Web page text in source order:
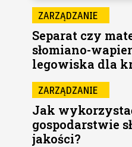
ZARZĄDZANIE
Separat czy
słomiano-
legowiska dla
ZARZĄDZANIE
Jak
gospodarstwie
jakości?